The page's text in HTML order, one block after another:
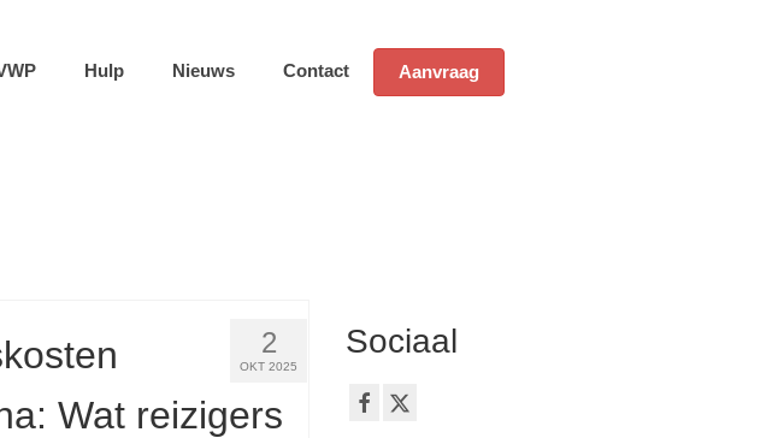
Hulp Nieuws Contact Aanvraag
2
OKT 2025
Wat reizigers
Sociaal